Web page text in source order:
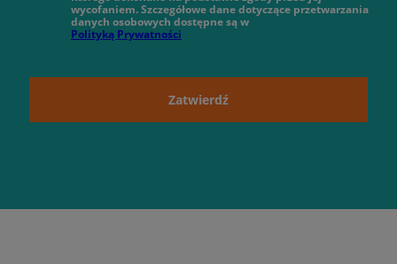
wycofaniem. Szczegółowe dane dotyczące przetwarzania
danych osobowych dostępne są w
Polityką Prywatności
Zatwierdź